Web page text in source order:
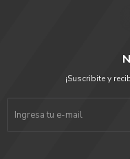
¡Suscribite y